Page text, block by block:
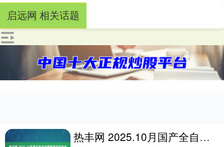
启远网 相关话题
热丰网 2025.10月国产全自动馏程测定仪排名：恒美智造10寸屏+全中文操作界面